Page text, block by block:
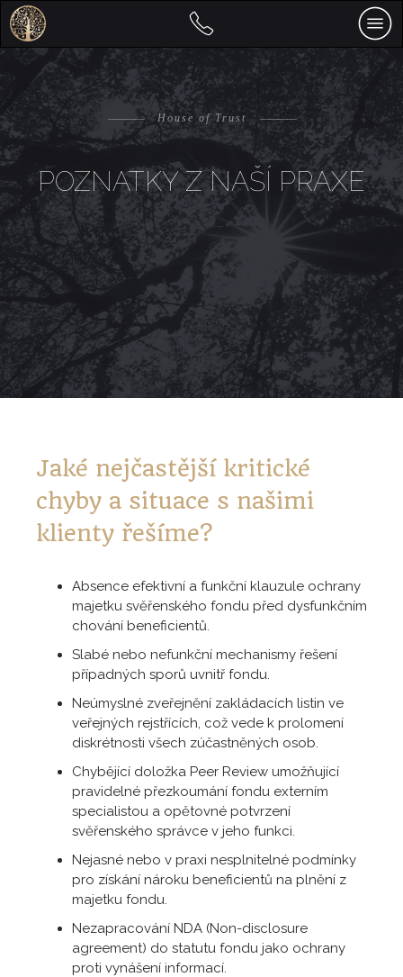
————House of Trust ————
POZNATKY Z NAŠÍ PRAXE
Jaké nejčastější kritické
chyby a situace s našimi
klienty řešíme?
Absence efektivní a funkční klauzule ochrany
majetku svěřenského fondu před dysfunkčním
chování beneficientů.
Slabé nebo nefunkční mechanismy řešení
případných sporů uvnitř fondu.
Neúmyslné zveřejnění zakládacích listin ve
veřejných rejstřících, což vede k prolomení
diskrétnosti všech zúčastněných osob.
Chybějící doložka Peer Review umožňující
pravidelné přezkoumání fondu externím
specialistou a opětovné potvrzení
svěřenského správce v jeho funkci.
Nejasné nebo v praxi nesplnitelné podmínky
pro získání nároku beneficientů na plnění z
majetku fondu.
Nezapracování NDA (Non-disclosure
agreement) do statutu fondu jako ochrany
proti vynášení informací.